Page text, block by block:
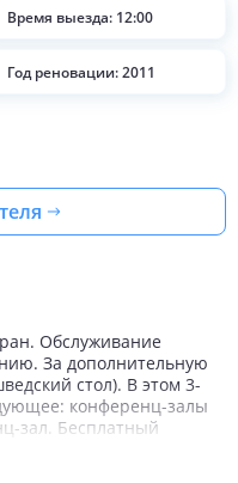
Время выезда: 12:00
Год реновации: 2011
Обслуживание
За дополнительную
стол). В этом 3-
конференц-залы
зал. Бесплатный
общественного
Виго имеется